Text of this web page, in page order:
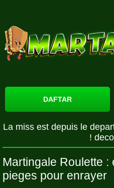
DAFTAR
La miss est depuis le
!
Martingale Roulette :
pieges pour enrayer